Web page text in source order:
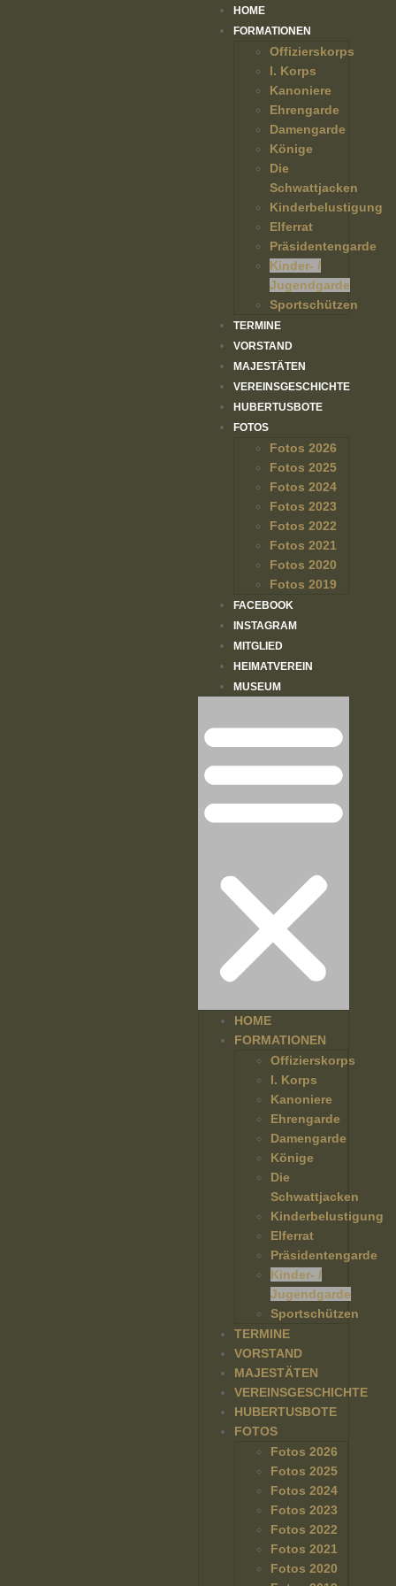
HOME
FORMATIONEN
Offizierskorps
I. Korps
Kanoniere
Ehrengarde
Damengarde
Könige
Die
Schwattjacken
Kinderbelustigung
Elferrat
Präsidentengarde
Kinder- /
Jugendgarde
Sportschützen
TERMINE
VORSTAND
MAJESTÄTEN
VEREINSGESCHICHTE
HUBERTUSBOTE
FOTOS
Fotos 2026
Fotos 2025
Fotos 2024
Fotos 2023
Fotos 2022
Fotos 2021
Fotos 2020
Fotos 2019
FACEBOOK
INSTAGRAM
MITGLIED
HEIMATVEREIN
MUSEUM
HOME
FORMATIONEN
Offizierskorps
I. Korps
Kanoniere
Ehrengarde
Damengarde
Könige
Die
Schwattjacken
Kinderbelustigung
Elferrat
Präsidentengarde
Kinder- /
Jugendgarde
Sportschützen
TERMINE
VORSTAND
MAJESTÄTEN
VEREINSGESCHICHTE
HUBERTUSBOTE
FOTOS
Fotos 2026
Fotos 2025
Fotos 2024
Fotos 2023
Fotos 2022
Fotos 2021
Fotos 2020